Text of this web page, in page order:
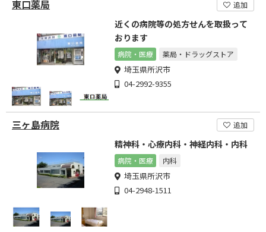
東口薬局 追加
近くの病院等の処方せんを取扱って
おります
病院・医療 薬局・ドラッグストア
埼玉県所沢市
04-2992-9355
三ヶ島病院 追加
精神科・心療内科・神経内科・内科
病院・医療 内科
埼玉県所沢市
04-2948-1511